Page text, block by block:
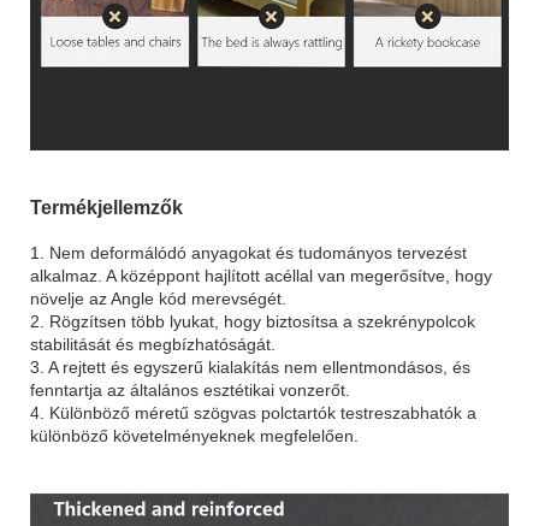
Termékjellemzők
1. Nem deformálódó anyagokat és tudományos tervezést
alkalmaz. A középpont hajlított acéllal van megerősítve, hogy
növelje az Angle kód merevségét.
2. Rögzítsen több lyukat, hogy biztosítsa a szekrénypolcok
stabilitását és megbízhatóságát.
3. A rejtett és egyszerű kialakítás nem ellentmondásos, és
fenntartja az általános esztétikai vonzerőt.
4. Különböző méretű szögvas polctartók testreszabhatók a
különböző követelményeknek megfelelően.